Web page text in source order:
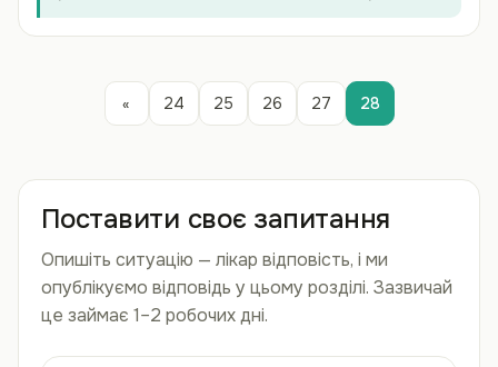
« 24 25 26 27 28
Поставити своє запитання
Опишіть ситуацію — лікар відповість, і ми
опублікуємо відповідь у цьому розділі. Зазвичай
це займає 1–2 робочих дні.